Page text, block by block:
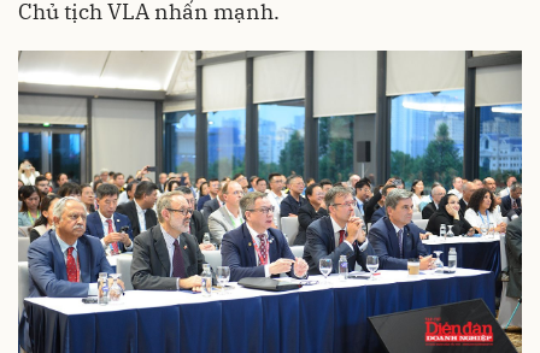
Chủ tịch VLA nhấn mạnh.